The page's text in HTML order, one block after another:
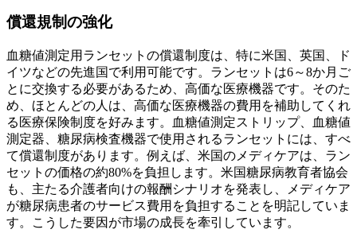
償還規制の強化
血糖値測定用ランセットの償還制度は、特に米国、英国、ド
イツなどの先進国で利用可能です。ランセットは6～8か月ご
とに交換する必要があるため、高価な医療機器です。そのた
め、ほとんどの人は、高価な医療機器の費用を補助してくれ
る医療保険制度を好みます。血糖値測定ストリップ、血糖値
測定器、糖尿病検査機器で使用されるランセットには、すべ
て償還制度があります。例えば、米国のメディケアは、ラン
セットの価格の約80%を負担します。米国糖尿病教育者協会
も、主たる介護者向けの報酬シナリオを発表し、メディケア
が糖尿病患者のサービス費用を負担することを明記していま
す。こうした要因が市場の成長を牽引しています。